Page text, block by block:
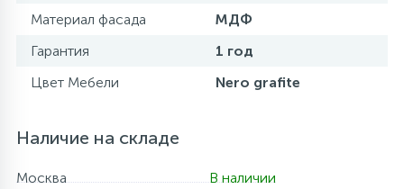
Материал фасада
МДФ
Гарантия
1 год
Цвет Мебели
Nero grafite
Наличие на складе
Москва
В наличии